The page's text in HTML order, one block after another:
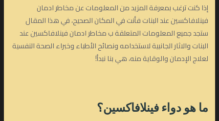
إذا كنت ترغب بمعرفة المزيد من المعلومات عن مخاطر ادمان
فينلافاكسين عند البنات فأنت في المكان الصحيح، في هذا المقال
ستجد جميع المعلومات المتعلقة ب مخاطر ادمان فينلافاكسين عند
البنات والاثار الجانبية لاستخدامه ونصائح الأطباء وخبراء الصحة النفسية
لعلاج الإدمان والوقاية منه، هي بنا نبدأ!
ما هو دواء فينلافاكسين؟